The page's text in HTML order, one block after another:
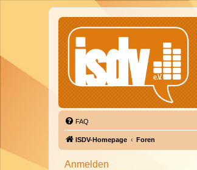
FAQ
ISDV-Homepage Foren
Anmelden